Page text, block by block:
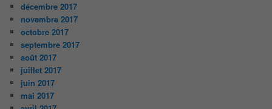
décembre 2017
novembre 2017
octobre 2017
septembre 2017
août 2017
juillet 2017
juin 2017
mai 2017